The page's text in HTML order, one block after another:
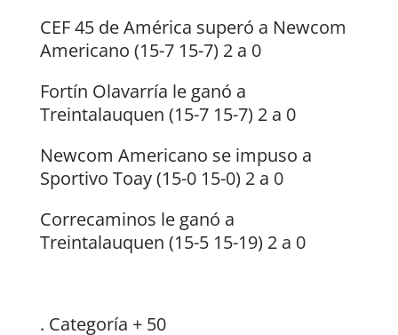
CEF 45 de América superó a Newcom
Americano (15-7 15-7) 2 a 0
Fortín Olavarría le ganó a
Treintalauquen (15-7 15-7) 2 a 0
Newcom Americano se impuso a
Sportivo Toay (15-0 15-0) 2 a 0
Correcaminos le ganó a
Treintalauquen (15-5 15-19) 2 a 0
. Categoría + 50